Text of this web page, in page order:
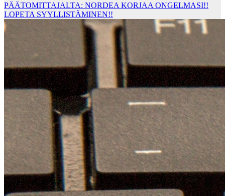
PÄÄTOMITTAJALTA: NORDEA KORJAA ONGELMASI!!
LOPETA SYYLLISTÄMINEN!!